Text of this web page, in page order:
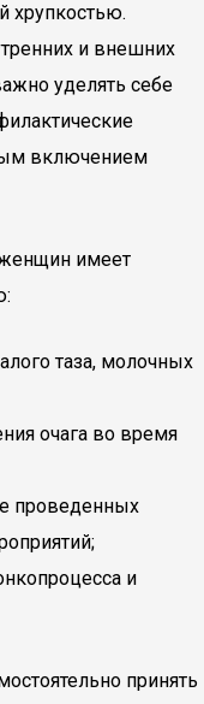
хрупкостью.
и внешних
уделять себе
включением
имеет
таза, молочных
очага во время
проведенных
и
принять